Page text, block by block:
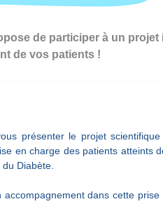
de participer à un
de vos patients !
présenter le projet
en charge des patients
Diabète.
accompagnement dans cette